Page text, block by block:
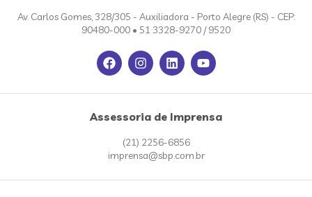
Av. Carlos Gomes, 328/305 - Auxiliadora - Porto Alegre (RS) - CEP:
90480-000 • 51 3328-9270 / 9520
Assessoria de Imprensa
(21) 2256-6856
imprensa@sbp.com.br